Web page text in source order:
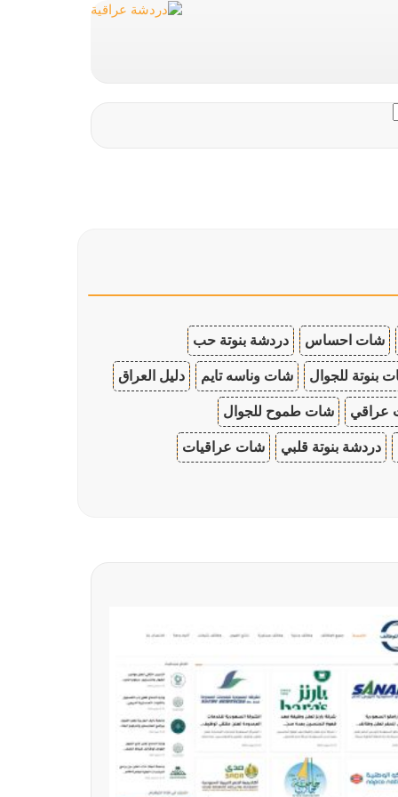
شات احساس دردشة بنوتة حب
بنوتة للجوال شات وناسه تايم دليل العراق
عراقي شات طموح للجوال
دردشة بنوتة قلبي شات عراقيات